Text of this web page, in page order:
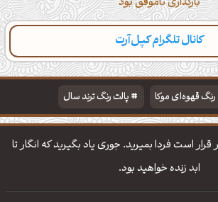
کانال تلگرام کپل‌آرت
تایپوگرافی پالت‌ها
رنگ قهوه‌ای موکا
پالت رنگ ترند سال
مذهبی
تایپوگرافی شعر مولانا
است فردا بمیرید. جوری یاد بگیرید که انگار تا
ابد زنده خواهید بود.